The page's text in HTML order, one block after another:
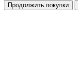
Продолжить покупки